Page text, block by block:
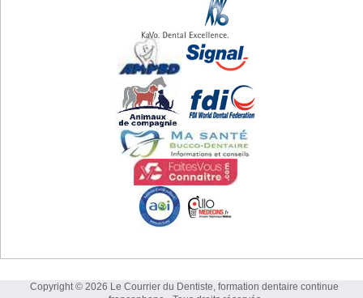
Copyright © 2026 Le Courrier du Dentiste, formation dentaire continue